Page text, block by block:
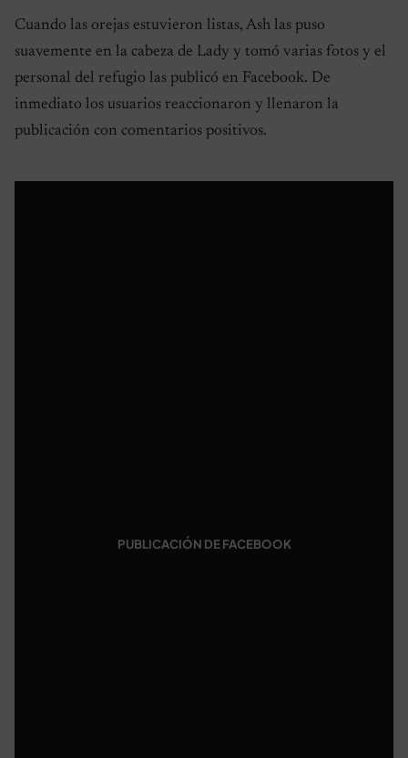
Cuando las orejas estuvieron listas, Ash las puso
suavemente en la cabeza de Lady y tomó varias fotos y el
personal del refugio las publicó en Facebook. De
inmediato los usuarios reaccionaron y llenaron la
publicación con comentarios positivos.
PUBLICACIÓN DE FACEBOOK